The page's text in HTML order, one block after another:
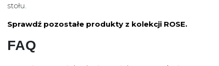
stołu.
Sprawdź pozostałe produkty z kolekcji ROSE.
FAQ